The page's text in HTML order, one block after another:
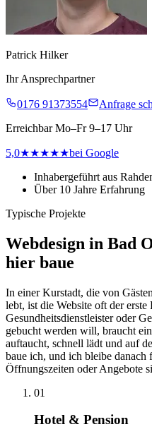
Patrick Hilker
Ihr Ansprechpartner
0176 91373554 Anfrage
Erreichbar Mo–Fr 9–17 Uhr
5,0★★★★★bei Google
Inhabergeführt aus
Über 10 Jahre Erfahrung
Typische Projekte
Webdesign in Bad
hier baue
In einer Kurstadt, die von
lebt, ist die Website oft der
Gesundheitsdienstleister oder
gebucht werden will, braucht
auftaucht, schnell lädt und auf
baue ich, und ich bleibe danach
Öffnungszeiten oder Angebote
01
Hotel & Pension